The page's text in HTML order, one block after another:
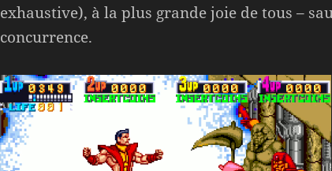
exhaustive), à la plus grande joie de tous –
concurrence.